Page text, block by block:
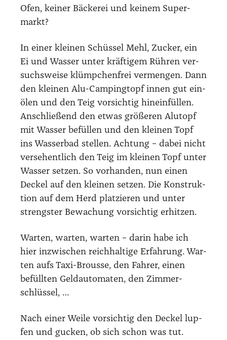
Ofen, kei­ner Bäcke­rei und kei­nem Super­
markt?
In einer klei­nen Schüs­sel Mehl, Zucker, ein
Ei und Was­ser unter kräf­ti­gem Rüh­ren ver­
suchs­wei­se klümp­chen­frei ver­men­gen. Dann
den klei­nen Alu-Cam­ping­topf innen gut ein­
ölen und den Teig vor­sich­tig hin­ein­fül­len.
Anschlie­ßend den etwas grö­ße­ren Alutopf
mit Was­ser befül­len und den klei­nen Topf
ins Was­ser­bad stel­len. Ach­tung – dabei nicht
ver­se­hent­lich den Teig im klei­nen Topf unter
Was­ser set­zen. So vor­han­den, nun einen
Deckel auf den klei­nen set­zen. Die Kon­struk­
ti­on auf dem Herd plat­zie­ren und unter
strengs­ter Bewa­chung vor­sich­tig erhit­zen.
War­ten, war­ten, war­ten – dar­in habe ich
hier inzwi­schen reich­hal­ti­ge Erfah­rung. War­
ten aufs Taxi-Brous­se, den Fah­rer, einen
befüll­ten Geld­au­to­ma­ten, den Zim­mer­
schlüs­sel, …
Nach einer Wei­le vor­sich­tig den Deckel lup­
fen und gucken, ob sich schon was tut.